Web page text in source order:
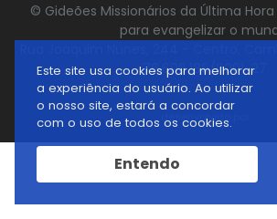
Este site usa cookies para melhorar
a experiência do usuário. Ao utilizar
o nosso site, estará a concordar
com o uso de todos os cookies.
Entendo
© Gideões Missionários da Última
para evangelizar o
Rua Joaquim Nunes, 244 - Centro,
76.696.186/0001-27
desenvolvido por